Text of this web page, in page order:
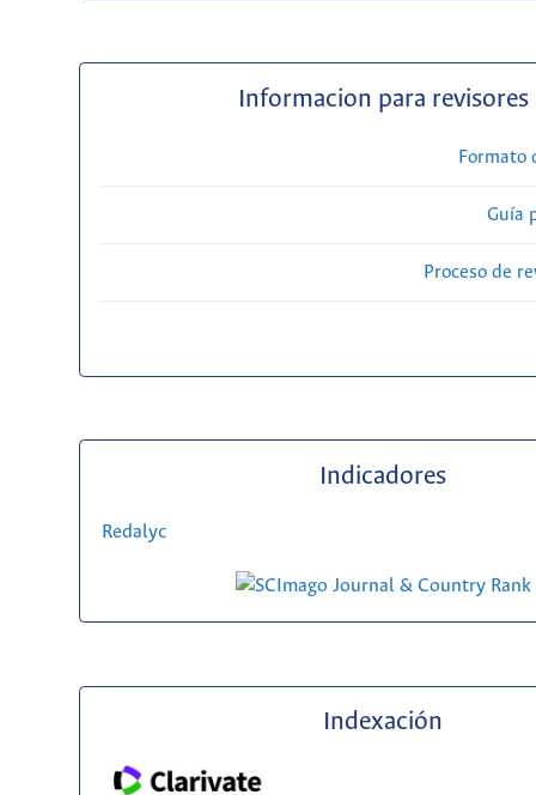
Informacion para revisores
Formato
Guía
Proceso de
Indicadores
Redalyc
Indexación